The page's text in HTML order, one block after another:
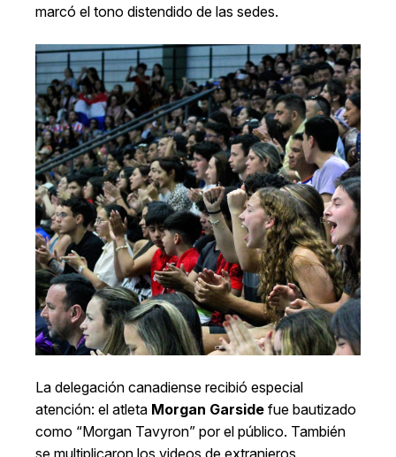
marcó el tono distendido de las sedes.
La delegación canadiense recibió especial
atención: el atleta Morgan Garside fue bautizado
como “Morgan Tavyron” por el público. También